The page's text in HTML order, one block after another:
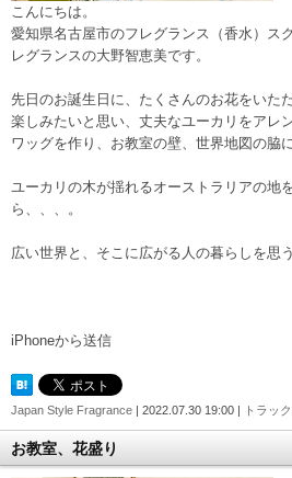
こんにちは。
愛知県名古屋市のフレグランス（香水）ス
レグランスの大野智恵美です。
先日のお誕生日に、たくさんのお花をいた
楽しみたいと思い、丈夫なユーカリをアレ
ワッグを作り、お教室の壁、世界地図の脇
ユーカリの木が揺れるオーストラリアの地
ら、、、。
広い世界と、そこに広がる人の暮らしを思
iPhoneから送信
Japan Style Fragrance | 2022.07.30 19:00 | トラッ
お教室、花盛り